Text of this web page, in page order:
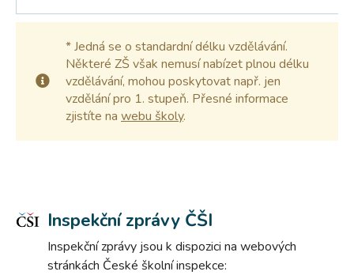
* Jedná se o standardní délku vzdělávání.
Některé ZŠ však nemusí nabízet plnou délku
vzdělávání, mohou poskytovat např. jen
vzdělání pro 1. stupeň. Přesné informace
zjistíte na webu školy.
Inspekční zprávy ČŠI
Inspekční zprávy jsou k dispozici na webových
stránkách České školní inspekce: